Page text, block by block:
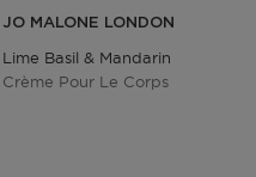
JO MALONE LONDON
Lime Basil & Mandarin
Crème Pour Le Corps